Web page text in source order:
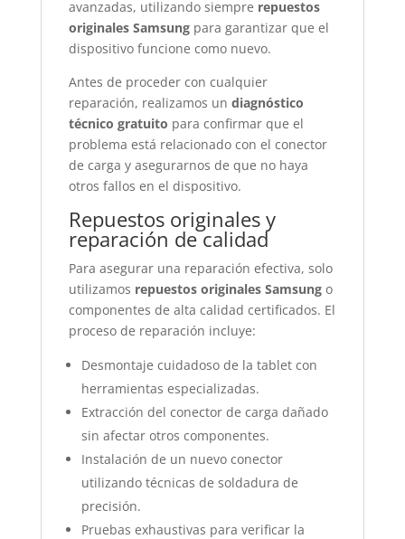
avanzadas, utilizando siempre repuestos
originales Samsungpara garantizar que el
dispositivo funcione como nuevo.
Antes de proceder con cualquier
reparación, realizamos un diagnóstico
técnico gratuito para confirmar que el
problema está relacionado con el conector
de carga y asegurarnos de que no haya
otros fallos en el dispositivo.
Repuestos originales y
reparación de calidad
Para asegurar una reparación efectiva, solo
utilizamos repuestos originales Samsungo
componentes de alta calidad certificados. El
proceso de reparación incluye:
Desmontaje cuidadoso de la tablet con
herramientas especializadas.
Extracción del conector de carga dañado
sin afectar otros componentes.
Instalación de un nuevo conector
utilizando técnicas de soldadura de
precisión.
Pruebas exhaustivas para verificar la